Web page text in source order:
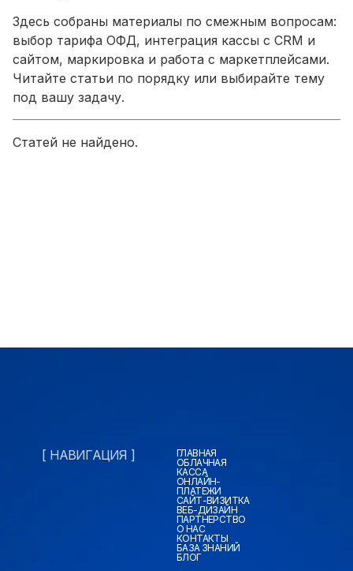
Здесь собраны материалы по смежным вопросам:
выбор тарифа ОФД, интеграция кассы с CRM и
сайтом, маркировка и работа с маркетплейсами.
Читайте статьи по порядку или выбирайте тему
под вашу задачу.
Статей не найдено.
[ НАВИГАЦИЯ ]
ГЛАВНАЯ
ОБЛАЧНАЯ
КАССА
ОНЛАЙН-
ПЛАТЕЖИ
САЙТ-ВИЗИТКА
ВЕБ-ДИЗАЙН
ПАРТНЕРСТВО
О НАС
КОНТАКТЫ
БАЗА ЗНАНИЙ
БЛОГ